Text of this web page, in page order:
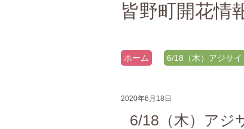
皆野町開花情
ホーム 6/18（木）アジサ
2020年6月18日
6/18（木）ア